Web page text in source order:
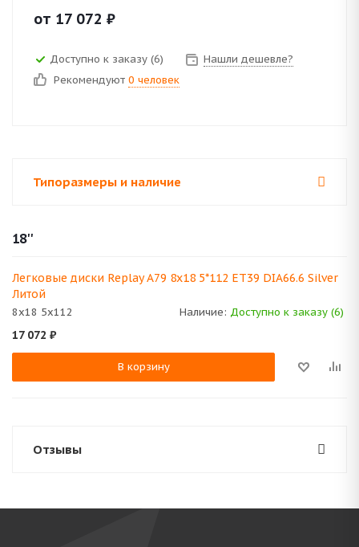
от 17 072 ₽
Доступно к заказу (6)
Нашли дешевле?
Рекомендуют 0 человек
Типоразмеры и наличие
18''
Легковые диски Replay A79 8x18 5*112 ET39 DIA66.6 Silver
Литой
8x18 5x112 Наличие: Доступно к заказу (6)
17 072 ₽
В корзину
Отзывы